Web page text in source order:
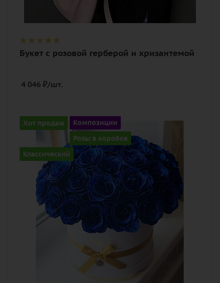
Букет с розовой герберой и хризантемой
4 046 ₽/шт.
Хит продаж Композиции
Розы в коробке
Классический
Количество
35
Цвет
синий
Описание
роза, оазис, лента, шляпная коробка,
(флористическая аэрозольная
краска)